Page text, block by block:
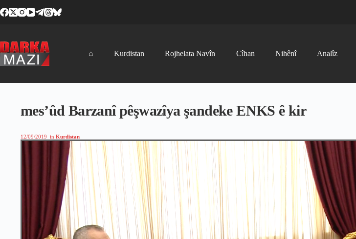
to
⌂ Kurdistan Rojhelata Navîn Cîhan Nihênî Analîz
mes’ûd Barzanî pêşwazîya şandeke ENKS ê kir
12/09/2019 in Kurdistan